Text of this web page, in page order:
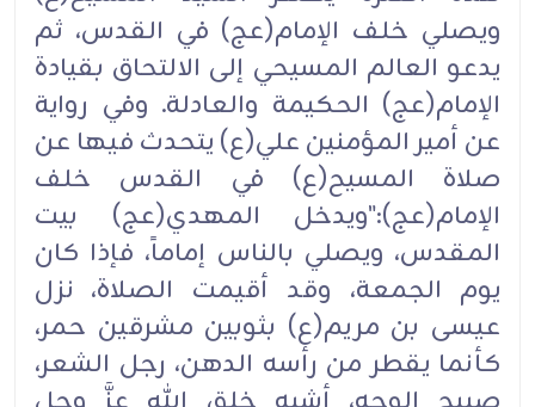
ويصلي خلف الإمام(عج) في القدس، ثم
يدعو العالم المسيحي إلى الالتحاق بقيادة
الإمام(عج) الحكيمة والعادلة. وفي رواية
عن أمير المؤمنين علي(ع) يتحدث فيها عن
صلاة المسيح(ع) في القدس خلف
الإمام(عج):"ويدخل المهدي(عج) بيت
المقدس، ويصلي بالناس إماماً، فإذا كان
يوم الجمعة، وقد أقيمت الصلاة، نزل
عيسى بن مريم(ع) بثوبين مشرقين حمر،
كأنما يقطر من رأسه الدهن، رجل الشعر،